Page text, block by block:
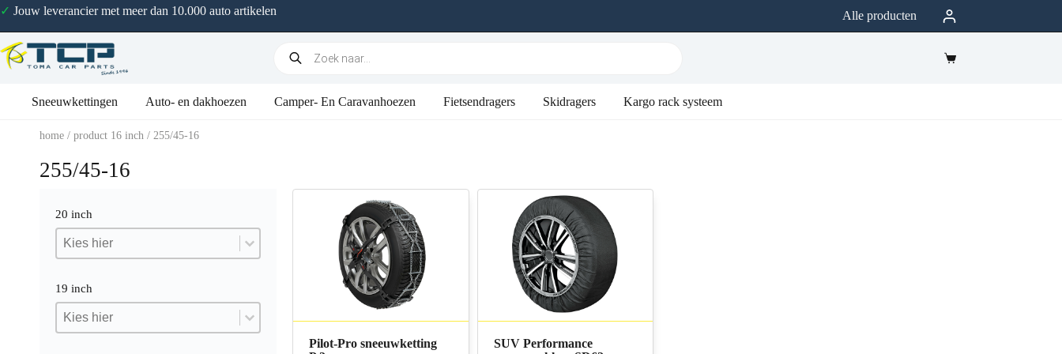
✓ Jouw leverancier met meer dan 10.000 auto artikelen Alle producten
Sneeuwkettingen Auto- en dakhoezen Camper- En Caravanhoezen Fietsendragers Skidragers Kargo rack systeem
home / product 16 inch / 255/45-16
255/45-16
20 inch
20 inch
20 inch
20 inch
19 inch
19 inch
19 inch
19 inch
Pilot-Pro sneeuwketting
SUV Performance